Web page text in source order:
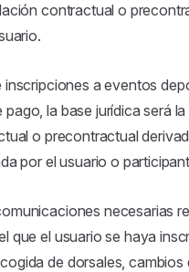
contractual o
inscripciones a eventos
la base jurídica será
o precontractual
por el usuario o
necesarias
que el usuario se haya
de dorsales, cambios